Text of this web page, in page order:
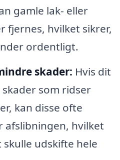
gamle lak- eller
fjernes, hvilket sikrer,
ordentligt.
skader: Hvis dit
som ridser
kan disse ofte
afslibningen, hvilket
udskifte hele